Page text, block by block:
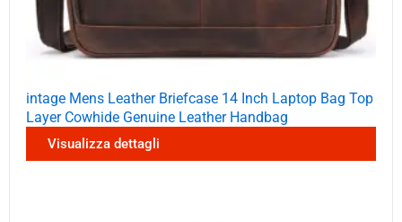
intage Mens Leather Briefcase 14 Inch Laptop Bag Top
Layer Cowhide Genuine Leather Handbag
Visualizza dettagli